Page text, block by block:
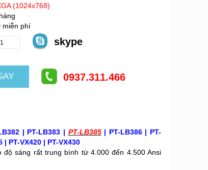
(1024x768)
miễn phí
skype
0937.311.466
| PT-LB383 | PT-LB385| PT-LB386 | PT-
| PT-VX420 | PT-VX430
độ sáng rất trung bình từ 4.000 đến 4.500 Ansi